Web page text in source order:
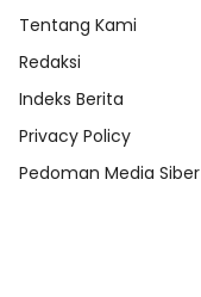
Tentang Kami
Redaksi
Indeks Berita
Privacy Policy
Pedoman Media Siber